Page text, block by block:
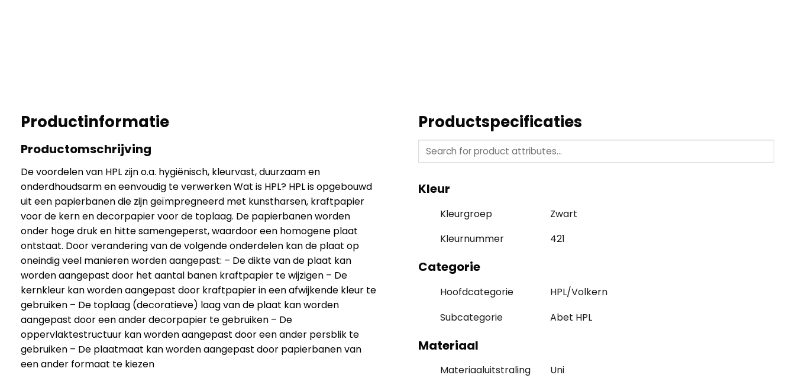
Productinformatie
Productomschrijving
De voordelen van HPL zijn o.a. hygiënisch, kleurvast, duurzaam en
onderdhoudsarm en eenvoudig te verwerken Wat is HPL? HPL is opgebouwd
uit een papierbanen die zijn geïmpregneerd met kunstharsen, kraftpapier
voor de kern en decorpapier voor de toplaag. De papierbanen worden
onder hoge druk en hitte samengeperst, waardoor een homogene plaat
ontstaat. Door verandering van de volgende onderdelen kan de plaat op
oneindig veel manieren worden aangepast: – De dikte van de plaat kan
worden aangepast door het aantal banen kraftpapier te wijzigen – De
kernkleur kan worden aangepast door kraftpapier in een afwijkende kleur te
gebruiken – De toplaag (decoratieve) laag van de plaat kan worden
aangepast door een ander decorpapier te gebruiken – De
oppervlaktestructuur kan worden aangepast door een ander persblik te
gebruiken – De plaatmaat kan worden aangepast door papierbanen van
een ander formaat te kiezen
Productspecificaties
Kleur
Kleurgroep
Zwart
Kleurnummer
421
Categorie
Hoofdcategorie
HPL/Volkern
Subcategorie
Abet HPL
Materiaal
Materiaaluitstraling Uni